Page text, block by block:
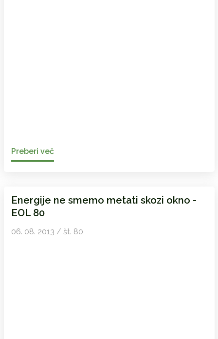
Preberi več
Energije ne smemo metati skozi okno -
EOL 80
06. 08. 2013 / št. 80